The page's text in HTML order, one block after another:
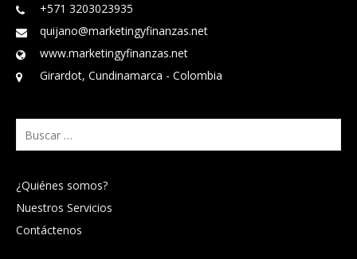
+571 3203023935
quijano@marketingyfinanzas.net
www.marketingyfinanzas.net
Girardot, Cundinamarca - Colombia
Buscar:
¿Quiénes somos?
Nuestros Servicios
Contáctenos